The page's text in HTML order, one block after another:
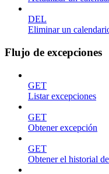
DEL
Eliminar un
Flujo de excepciones
GET
Listar excepciones
GET
Obtener excepción
GET
Obtener el historial